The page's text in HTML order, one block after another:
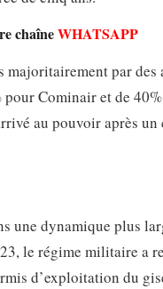
chaîneWHATSAPP
par
Cominair et de
au pouvoir après
une dynamique plus
le régime militaire a
d’exploitation du